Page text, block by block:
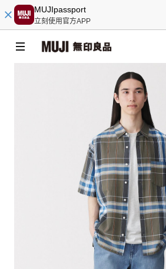
MUJIpassport
立刻使用官方APP